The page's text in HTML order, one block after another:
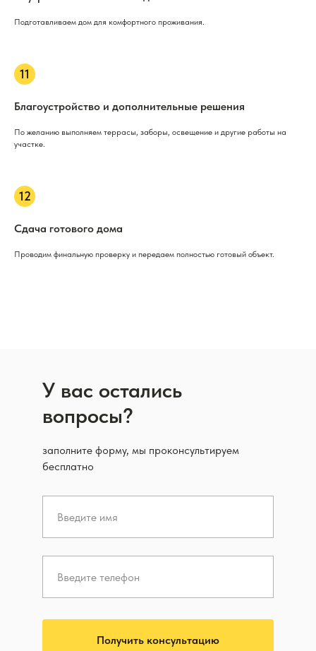
Подготавливаем дом для комфортного проживания.
Благоустройство и дополнительные решения
По желанию выполняем террасы, заборы, освещение и другие работы на
участке.
Сдача готового дома
Проводим финальную проверку и передаем полностью готовый объект.
У вас остались
вопросы?
заполните форму, мы проконсультируем
бесплатно
Получить консультацию